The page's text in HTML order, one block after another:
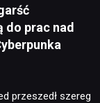
do prac nad
przeszedł szereg